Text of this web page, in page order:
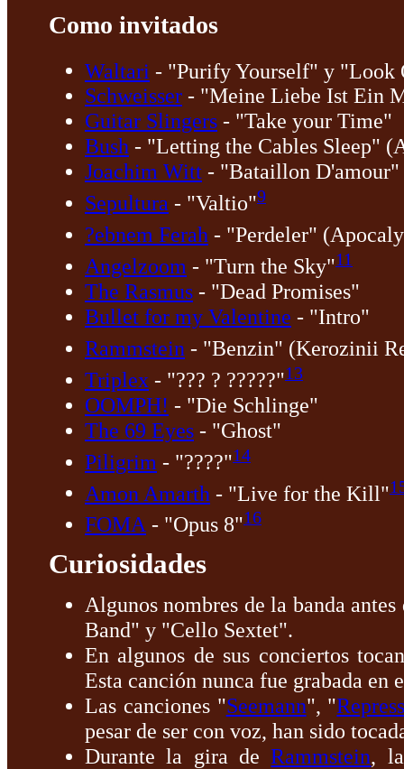
Como invitados
Waltari - "Purify Yourself" y "Look
Schweisser - "Meine Liebe Ist Ein
Guitar Slingers - "Take your Time"
Bush - "Letting the Cables Sleep"
Joachim Witt - "Bataillon D'amour"
Sepultura - "Valtio"9
?ebnem Ferah - "Perdeler"
Angelzoom - "Turn the Sky"11
The Rasmus - "Dead Promises"
Bullet for my Valentine - "Intro"
Rammstein - "Benzin" (Kerozinii
Triplex - "??? ? ?????"13
OOMPH! - "Die Schlinge"
The 69 Eyes - "Ghost"
Piligrim - "????"14
Amon Amarth - "Live for the Kill"
FOMA - "Opus 8"16
Curiosidades
Algunos nombres de la banda
Band" y "Cello Sextet".
En algunos de sus conciertos
Esta canción nunca fue grabada en
Las canciones "Seemann", "
pesar de ser con voz, han sido
Durante la gira deRammstein,